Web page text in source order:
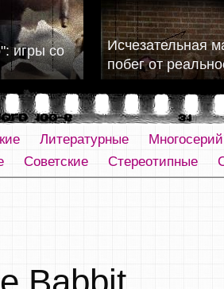
игры со
Исчезательная
побег от
Литературные
Советские Стереотипные